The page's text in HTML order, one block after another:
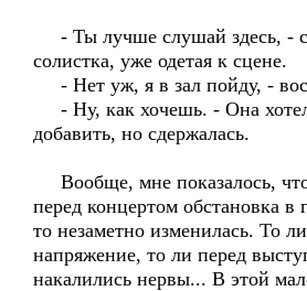
- Ты лучше слушай здесь, -
солистка, уже одетая к сцене.
- Нет уж, я в зал пойду, -
- Ну, как хочешь. - Она
добавить, но сдержалась.
Вообще, мне показалось, что
перед концертом обстановка в
то незаметно изменилась. То
напряжение, то ли перед
накалились нервы... В этой